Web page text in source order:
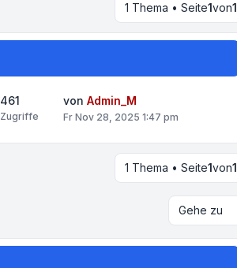
1 Thema • Seite1von1
461
Zugriffe
von Admin_M
Fr Nov 28, 2025 1:47 pm
1 Thema • Seite1von1
Gehe zu